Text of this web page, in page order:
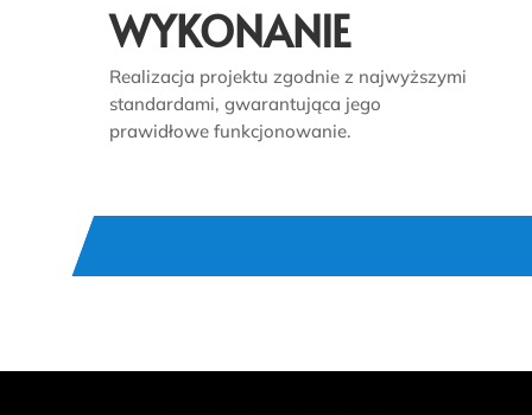
WYKONANIE
Realizacja projektu zgodnie z najwyższymi
standardami, gwarantująca jego
prawidłowe funkcjonowanie.